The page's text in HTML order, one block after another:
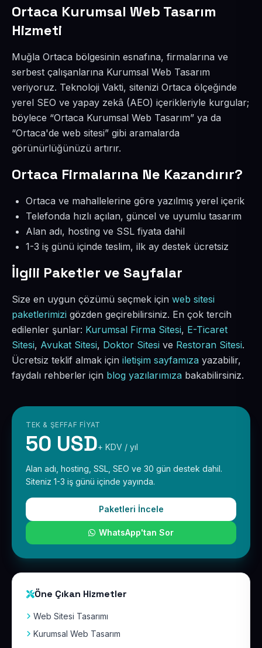
Ortaca Kurumsal Web Tasarım
Hizmeti
Muğla Ortaca bölgesinin esnafına, firmalarına ve
serbest çalışanlarına Kurumsal Web Tasarım
veriyoruz. Teknoloji Vakti, sitenizi Ortaca ölçeğinde
yerel SEO ve yapay zekâ (AEO) içerikleriyle kurgular;
böylece “Ortaca Kurumsal Web Tasarım” ya da
“Ortaca'de web sitesi” gibi aramalarda
görünürlüğünüzü artırır.
Ortaca Firmalarına Ne Kazandırır?
Ortaca ve mahallelerine göre yazılmış yerel içerik
Telefonda hızlı açılan, güncel ve uyumlu tasarım
Alan adı, hosting ve SSL fiyata dahil
1-3 iş günü içinde teslim, ilk ay destek ücretsiz
İlgili Paketler ve Sayfalar
Size en uygun çözümü seçmek için web sitesi
paketlerimizi gözden geçirebilirsiniz. En çok tercih
edilenler şunlar: Kurumsal Firma Sitesi, E-Ticaret
Sitesi, Avukat Sitesi, Doktor Sitesi ve Restoran Sitesi.
Ücretsiz teklif almak için iletişim sayfamıza yazabilir,
faydalı rehberler için blog yazılarımıza bakabilirsiniz.
TEK & ŞEFFAF FIYAT
50 USD+ KDV / yıl
Alan adı, hosting, SSL, SEO ve 30 gün destek dahil.
Siteniz 1-3 iş günü içinde yayında.
Paketleri İncele
WhatsApp'tan Sor
Öne Çıkan Hizmetler
Web Sitesi Tasarımı
Kurumsal Web Tasarım